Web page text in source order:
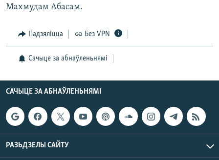
Махмудам Абасам.
Падзяліцца Без VPN
Сачыце за абнаўленьнямі
САЧЫЦЕ ЗА АБНАЎЛЕНЬНЯМІ
РАЗЬДЗЕЛЫ САЙТУ